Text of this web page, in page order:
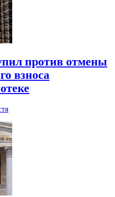
против отмены
взноса